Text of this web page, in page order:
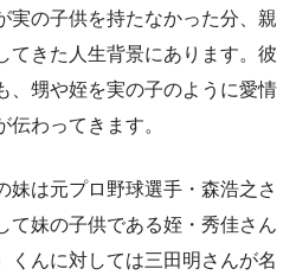
実の子供を持たなかった分、親
てきた人生背景にあります。彼
、甥や姪を実の子のように愛情
伝わってきます。
妹は元プロ野球選手・森浩之さ
て妹の子供である姪・秀佳さん
くんに対しては三田明さんが名